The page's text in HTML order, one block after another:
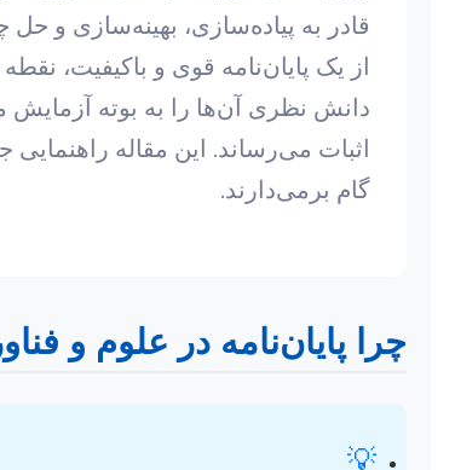
قادر به پیاده‌سازی، بهینه‌سازی و
از یک پایان‌نامه قوی و باکیفیت،
دانش نظری آن‌ها را به بوته آزمایش
اثبات می‌رساند. این مقاله
گام برمی‌دارند.
چرا پایان‌نامه در علوم و
💡